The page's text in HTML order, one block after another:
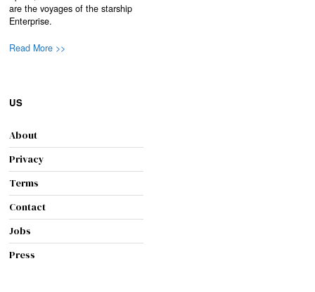
are the voyages of the starship
Enterprise.
Read More >>
US
About
Privacy
Terms
Contact
Jobs
Press